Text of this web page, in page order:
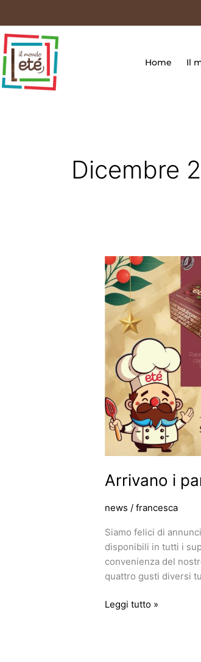
contenuto
Home Il
Dicembre
Arrivano i
news /francesca
Siamo felici di
disponibili in tutti i
convenienza del
quattro gusti diversi
Arrivano
i
panettoni
a
marchio
Leggi tutto »